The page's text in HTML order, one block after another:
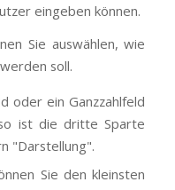
eingeben können.
Sie auswählen, wie
soll.
oder ein Ganzzahlfeld
ist die dritte Sparte
"Darstellung".
Sie den kleinsten